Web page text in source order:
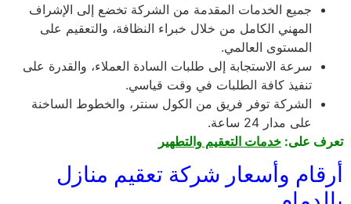
جميع الخدمات المقدمة من الشركة تخضع إلى الإشراف
المهني الكامل من خلال خبراء النظافة، والتعقيم على
المستوى العالمي.
سرعة الاستجابة إلى طلبات السادة العملاء، والقدرة على
تنفيذ كافة الطلبات في وقت قياسي.
الشركة توفر فريق من الكول سنتر، والخطوط الساخنة
على مدار 24 ساعة.
تعرف على: خدمات التعقيم والتطهير
أرقام وأسعار شركة تعقيم منازل